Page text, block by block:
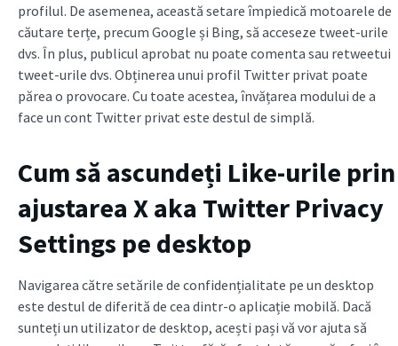
profilul. De asemenea, această setare împiedică motoarele de
căutare terțe, precum Google și Bing, să acceseze tweet-urile
dvs. În plus, publicul aprobat nu poate comenta sau retweetui
tweet-urile dvs. Obținerea unui profil Twitter privat poate
părea o provocare. Cu toate acestea, învățarea modului de a
face un cont Twitter privat este destul de simplă.
Cum să ascundeți Like-urile prin
ajustarea X aka Twitter Privacy
Settings pe desktop
Navigarea către setările de confidențialitate pe un desktop
este destul de diferită de cea dintr-o aplicație mobilă. Dacă
sunteți un utilizator de desktop, acești pași vă vor ajuta să